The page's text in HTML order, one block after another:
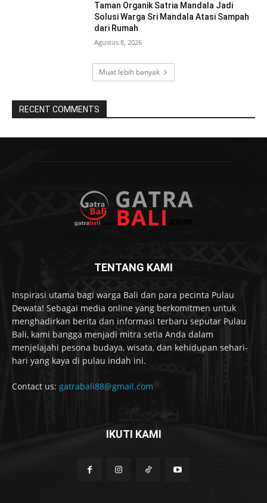
Taman Organik Satria Mandala Jadi
Solusi Warga Sri Mandala Atasi Sampah
dari Rumah
Agustus 8, 2026
Muat lebih banyak
RECENT COMMENTS
TENTANG KAMI
Inspirasi utama bagi warga Bali dan para pecinta Pulau
Dewata! Sebagai media online yang berkomitmen untuk
menghadirkan berita dan informasi terbaru seputar Pulau
Bali, kami bangga menjadi mitra setia Anda dalam
menjelajahi pesona budaya, wisata, dan kehidupan sehari-
hari yang kaya di pulau indah ini.
Contact us: gatrabali88@gmail.com
IKUTI KAMI